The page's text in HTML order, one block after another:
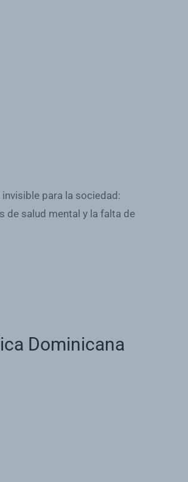
para la sociedad:
de salud mental y la falta de
Dominicana